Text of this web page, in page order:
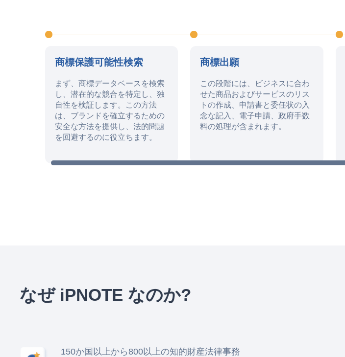
商標保護可能性検索
まず、商標データベースを検索
し、潜在的な競合を特定し、独
自性を検証します。この方法
は、ブランドを確立するための
安全な方法を提供し、法的問題
を回避するのに役立ちます。
商標出願
この段階には、ビジネスに合わ
せた商品およびサービスのリス
トの作成、申請書と委任状の入
念な記入、電子申請、政府手数
料の処理が含まれます。
なぜ iPNOTE なのか?
150か国以上から800以上の知的財産法律事務